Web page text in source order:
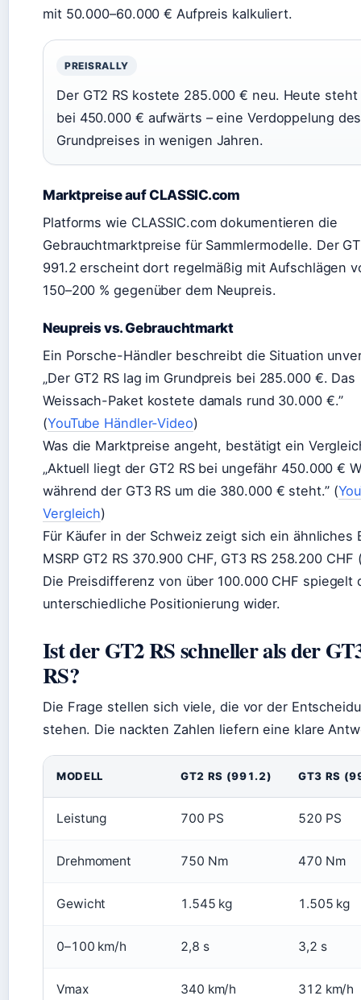
mit 50.000–60.000 € Aufpreis kalkuliert.
PREISRALLY
Der GT2 RS kostete 285.000 € neu. Heute steht
bei 450.000 € aufwärts – eine Verdoppelung des
Grundpreises in wenigen Jahren.
Marktpreise auf CLASSIC.com
Platforms wie CLASSIC.com dokumentieren die
Gebrauchtmarktpreise für Sammlermodelle. Der
991.2 erscheint dort regelmäßig mit Aufschlägen
150–200 % gegenüber dem Neupreis.
Neupreis vs. Gebrauchtmarkt
Ein Porsche-Händler beschreibt die Situation
„Der GT2 RS lag im Grundpreis bei 285.000 €. Das
Weissach-Paket kostete damals rund 30.000 €.”
(YouTube Händler-Video)
Was die Marktpreise angeht, bestätigt ein
„Aktuell liegt der GT2 RS bei ungefähr 450.000 €
während der GT3 RS um die 380.000 € steht.” (
Vergleich)
Für Käufer in der Schweiz zeigt sich ein ähnliches
MSRP GT2 RS 370.900 CHF, GT3 RS 258.200 CHF
Die Preisdifferenz von über 100.000 CHF spiegelt
unterschiedliche Positionierung wider.
Ist der GT2 RS schneller als der
RS?
Die Frage stellen sich viele, die vor der
stehen. Die nackten Zahlen liefern eine klare
MODELL GT2 RS (991.2) GT3 RS
Leistung 700 PS 520 PS
Drehmoment 750 Nm 470 Nm
Gewicht 1.545 kg 1.505 kg
0–100 km/h 2,8 s 3,2 s
Vmax 340 km/h 312 km/h